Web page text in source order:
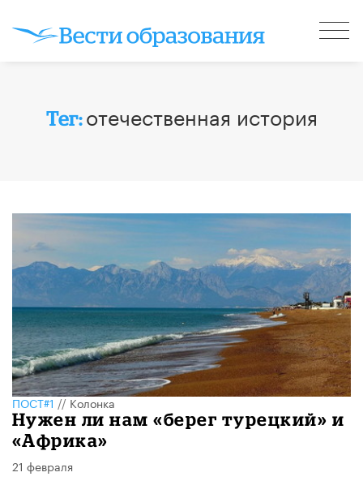
Тег:отечественная история
ПОСТ#1//Колонка
Нужен ли нам «берег турецкий» и
«Африка»
21 февраля